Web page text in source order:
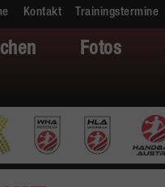
Kontakt Trainingstermine
Fotos